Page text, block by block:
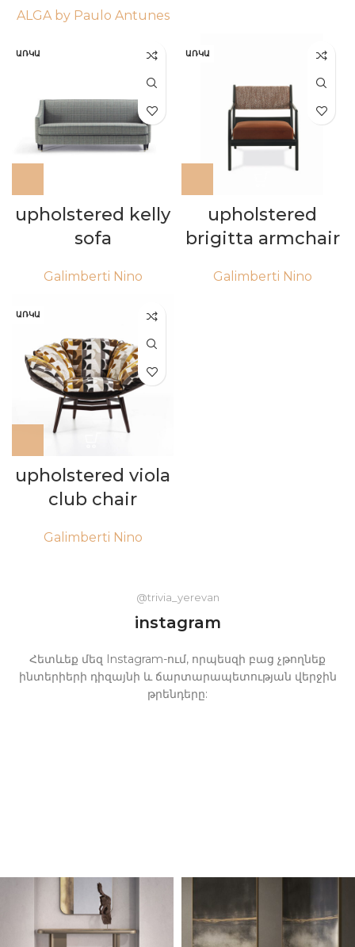
ALGA by Paulo Antunes
ԱՌԿԱ
upholstered kelly
sofa
Galimberti Nino
ԱՌԿԱ
upholstered
brigitta armchair
Galimberti Nino
ԱՌԿԱ
upholstered viola
club chair
Galimberti Nino
@trivia_yerevan
instagram
Հետևեք մեզ Instagram-ում, որպեսզի բաց չթողնեք
ինտերիերի դիզայնի և ճարտարապետության վերջին
թրենդերը: